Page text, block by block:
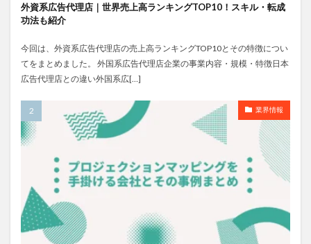
外資系広告代理店｜世界売上高ランキングTOP10！スキル・転成
功法も紹介
今回は、外資系広告代理店の売上高ランキングTOP10とその特徴につい
てをまとめました。 外国系広告代理店企業の事業内容・規模・特徴日本
広告代理店との違い外国系広[…]
業界情報